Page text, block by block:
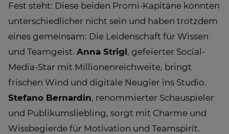
Fest steht: Diese beiden Promi-Kapitäne könnten
unterschiedlicher nicht sein und haben trotzdem
eines gemeinsam: Die Leidenschaft für Wissen
und Teamgeist. Anna Strigl, gefeierter Social-
Media-Star mit Millionenreichweite, bringt
frischen Wind und digitale Neugier ins Studio.
Stefano Bernardin, renommierter Schauspieler
und Publikumsliebling, sorgt mit Charme und
Wissbegierde für Motivation und Teamspirit.